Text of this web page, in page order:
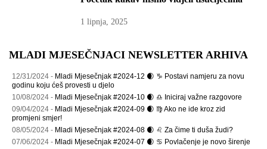
1 lipnja, 2025
MLADI MJESEČNJACI NEWSLETTER ARHIVA
12/31/2024 - Mladi Mjesečnjak #2024-12 🌒 ♑ Postavi namjeru za novu
godinu koju ćeš provesti u djelo
10/08/2024 - Mladi Mjesečnjak #2024-10 🌒 ♎ Iniciraj važne razgovore
09/04/2024 - Mladi Mjesečnjak #2024-09 🌒 ♍ Ako ne ide kroz zid
promjeni smjer!
08/05/2024 - Mladi Mjesečnjak #2024-08 🌒 ♌ Za čime ti duša žudi?
07/06/2024 - Mladi Mjesečnjak #2024-07 🌒 ♋ Povlačenje je novo širenje